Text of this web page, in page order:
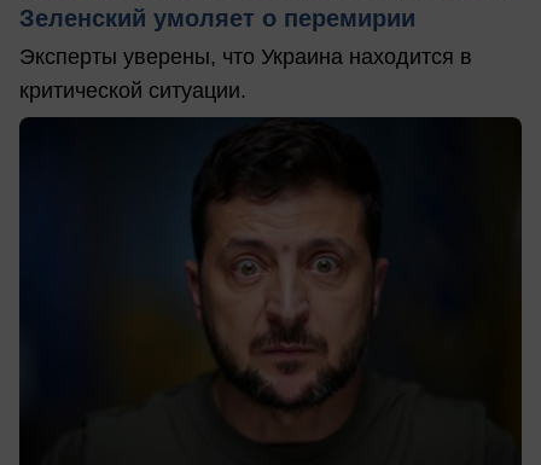
Зеленский умоляет о перемирии
Эксперты уверены, что Украина находится в
критической ситуации.